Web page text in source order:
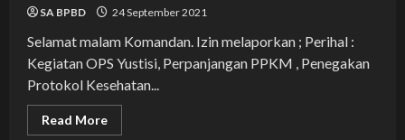
SA BPBD 24 September 2021
Selamat malam Komandan. Izin melaporkan ; Perihal :
Kegiatan OPS Yustisi, Perpanjangan PPKM , Penegakan
Protokol Kesehatan...
Read MoreRead
more